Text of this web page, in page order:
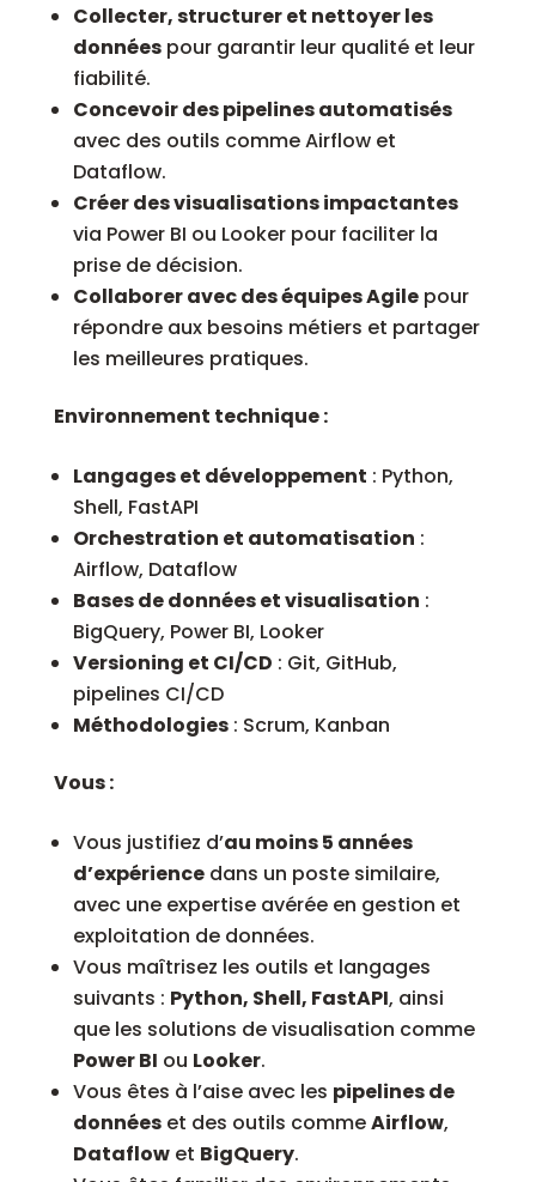
Collecter, structurer et nettoyer les
donnéespour garantir leur qualité et leur
fiabilité.
Concevoir des pipelines automatisés
avec des outils comme Airflow et
Dataflow.
Créer des visualisations impactantes
via Power BI ou Looker pour faciliter la
prise de décision.
Collaborer avec des équipes Agilepour
répondre aux besoins métiers et partager
les meilleures pratiques.
Environnement technique :
Langages et développement : Python,
Shell, FastAPI
Orchestration et automatisation :
Airflow, Dataflow
Bases de données et visualisation :
BigQuery, Power BI, Looker
Versioning et CI/CD : Git, GitHub,
pipelines CI/CD
Méthodologies: Scrum, Kanban
Vous :
Vous justifiez d’au moins 5 années
d’expériencedans un poste similaire,
avec une expertise avérée en gestion et
exploitation de données.
Vous maîtrisez les outils et langages
suivants : Python, Shell, FastAPI, ainsi
que les solutions de visualisation comme
Power BI ou Looker.
Vous êtes à l’aise avec les pipelines de
donnéeset des outils commeAirflow,
Dataflowet BigQuery.